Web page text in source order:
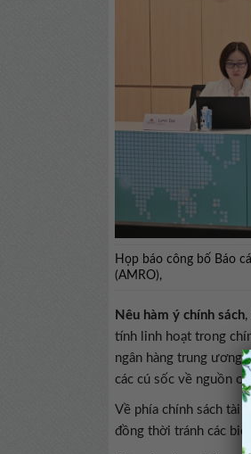
Họp báo công bố Báo
(AMRO),
Nêu hàm ý chính sách
tính linh hoạt trong
ngân hàng trung ương
các cú sốc về nguồn
Về phía chính sách tài
đồng thời tránh các